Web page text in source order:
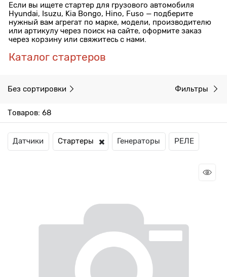
Если вы ищете стартер для грузового автомобиля
Hyundai, Isuzu, Kia Bongo, Hino, Fuso — подберите
нужный вам агрегат по марке, модели, производителю
или артикулу через поиск на сайте, оформите заказ
через корзину или свяжитесь с нами.
Каталог стартеров
Без сортировки Фильтры
Товаров: 68
Датчики Стартеры Генераторы РЕЛЕ